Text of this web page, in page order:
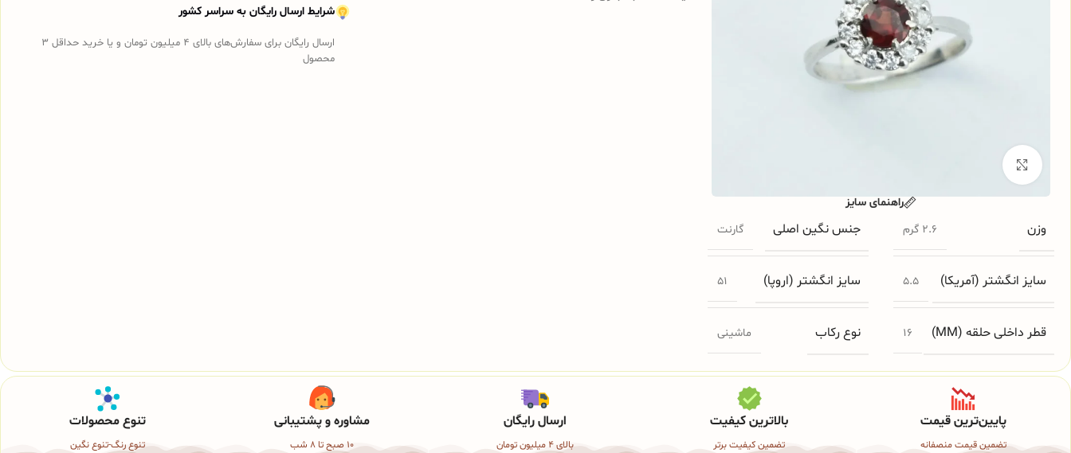
وزن 2.6 گرم جنس نگین اصلی گارنت
سایز انگشتر (آمریکا) 5.5 سایز انگشتر (اروپا) 51
قطر داخلی حلقه (MM) 16 نوع رکاب ماشینی
راهنمای سایز
شرایط ارسال رایگان به سراسر کشور
ارسال رایگان برای سفارش‌های بالای 4 میلیون تومان و یا خرید حداقل 3
محصول
پایین‌ترین قیمت
تضمین قیمت منصفانه
بالاترین کیفیت
تضمین کیفیت برتر
ارسال رایگان
بالای 4 میلیون تومان
مشاوره و پشتیبانی
10 صبح تا 8 شب
تنوع محصولات
تنوع رنگ-تنوع نگین